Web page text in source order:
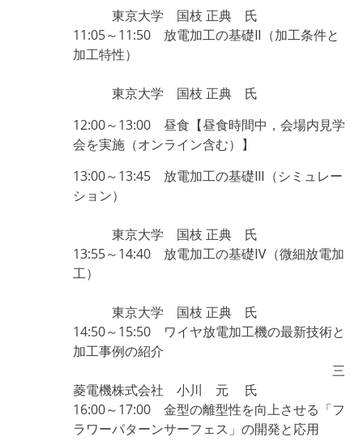
東京大学 国枝 正典 氏
11:05～11:50 放電加工の基礎Ⅱ（加工条件と
加工特性）
東京大学 国枝 正典 氏
12:00～13:00 昼食【昼食時間中，会場内見学
会を実施（オンライン含む）】
13:00～13:45 放電加工の基礎Ⅲ（シミュレー
ション）
東京大学 国枝 正典 氏
13:55～14:40 放電加工の基礎Ⅳ（微細放電加
工）
東京大学 国枝 正典 氏
14:50～15:50 ワイヤ放電加工機の最新技術と
加工事例の紹介
三
菱電機株式会社 小川 元 氏
16:00～17:00 金型の離型性を向上させる「フ
ラワーパターンサーフェス」の開発と応用